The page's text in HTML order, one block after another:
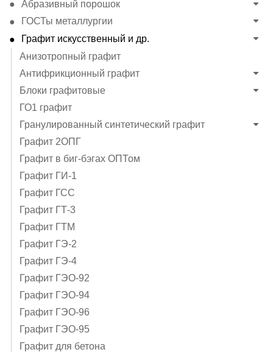
Абразивный порошок
ГОСТы металлургии
Графит искусственный и др.
Анизотропный графит
Антифрикционный графит
Блоки графитовые
ГО1 графит
Гранулированный синтетический графит
Графит 2ОПГ
Графит в биг-бэгах ОПТом
Графит ГИ-1
Графит ГСС
Графит ГТ-3
Графит ГТМ
Графит ГЭ-2
Графит ГЭ-4
Графит ГЭO-92
Графит ГЭO-94
Графит ГЭO-96
Графит ГЭО-95
Графит для бетона